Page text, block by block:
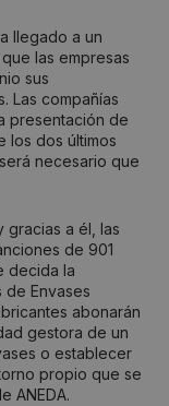
llegado a un
las empresas
sus
Las compañías
presentación de
los dos últimos
necesario que
a él, las
de 901
decida la
de Envases
abonarán
gestora de un
o establecer
propio que se
ANEDA.